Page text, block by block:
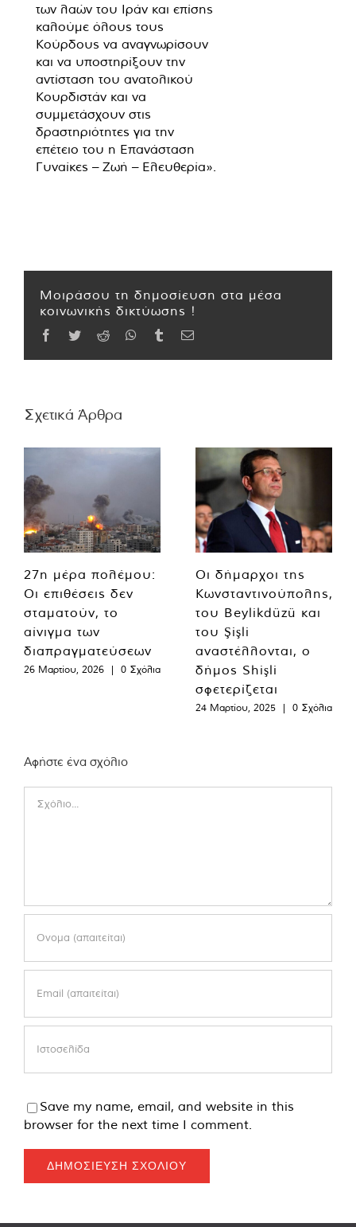
των λαών του Ιράν και επίσης
καλούμε όλους τους
Κούρδους να αναγνωρίσουν
και να υποστηρίξουν την
αντίσταση του ανατολικού
Κουρδιστάν και να
συμμετάσχουν στις
δραστηριότητες για την
επέτειο του η Επανάσταση
Γυναίκες – Ζωή – Ελευθερία».
Μοιράσου τη δημοσίευση στα μέσα
κοινωνικής δικτύωσης !
Facebook
TwitterReddit WhatsApp
TumblrEmail
Σχετικά Άρθρα
27η μέρα πολέμου:
Οι επιθέσεις δεν
σταματούν, το
αίνιγμα των
διαπραγματεύσεων
26 Μαρτίου, 2026 | 0 Σχόλια
Οι δήμαρχοι της
Κωνσταντινούπολης,
του Beylikdüzü και
του Şişli
αναστέλλονται, ο
δήμος Shişli
σφετερίζεται
24 Μαρτίου, 2025 | 0 Σχόλια
Αφήστε ένα σχόλιο
Save my name, email, and website in this
browser for the next time I comment.